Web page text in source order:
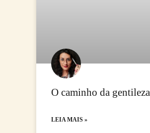
O caminho da gentileza
LEIA MAIS »